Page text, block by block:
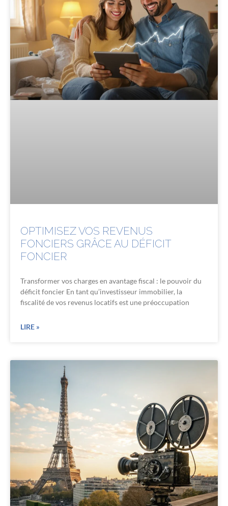
OPTIMISEZ VOS REVENUS
FONCIERS GRÂCE AU DÉFICIT
FONCIER
Transformer vos charges en avantage fiscal : le pouvoir du
déficit foncier En tant qu’investisseur immobilier, la
fiscalité de vos revenus locatifs est une préoccupation
LIRE »